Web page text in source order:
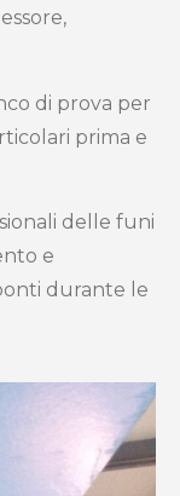
di prova per
prima e
delle funi
e
durante le